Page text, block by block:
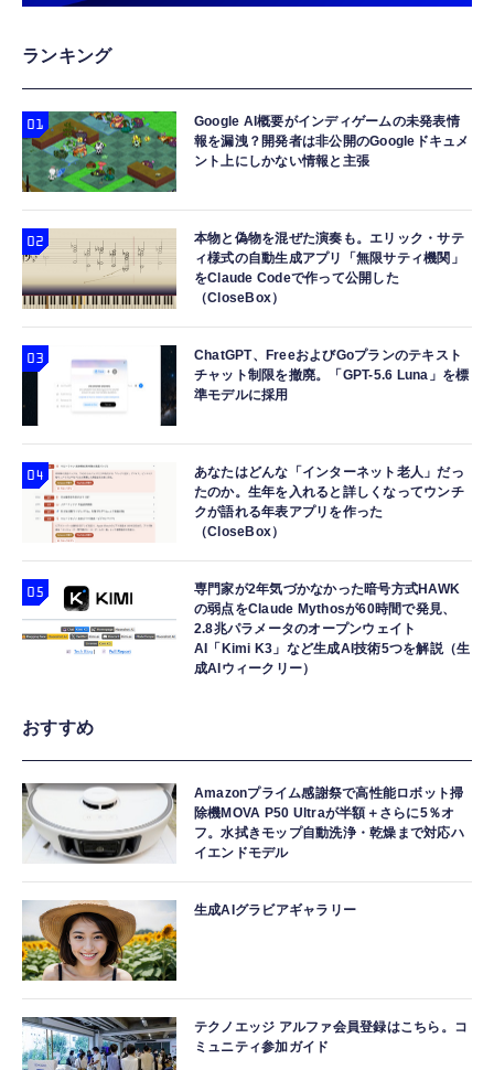
￥25,540
【整備済み品】 Nintendo Switch Lite 本体
￥25,856
HDMI/スマホ/PC/DVD/Switchなどに対応 プ
￥1,780
小型カメラ 隠しカメラ 4K画質 8-10時間録画
防犯カメラ OTG性能対応 256GB対応 180度
回転レンズ 単独録音 暗視機能 解像度設定
150°広角 動体検知 携帯便利 記録 会議 商談
日本語取扱付き
￥7,999
￥1,028
リプトン グリーンティー ピーチ ティーバッ
￥670
ランキング
Google AI概要がインディゲームの未発表情
報を漏洩？開発者は非公開のGoogleドキュメ
ント上にしかない情報と主張
本物と偽物を混ぜた演奏も。エリック・サテ
ィ様式の自動生成アプリ「無限サティ機関」
をClaude Codeで作って公開した
（CloseBox）
ChatGPT、FreeおよびGoプランのテキスト
チャット制限を撤廃。「GPT-5.6 Luna」を標
準モデルに採用
あなたはどんな「インターネット老人」だっ
たのか。生年を入れると詳しくなってウンチ
クが語れる年表アプリを作った
（CloseBox）
専門家が2年気づかなかった暗号方式HAWK
の弱点をClaude Mythosが60時間で発見、
2.8兆パラメータのオープンウェイト
AI「Kimi K3」など生成AI技術5つを解説（生
成AIウィークリー）
おすすめ
Amazonプライム感謝祭で高性能ロボット掃
除機MOVA P50 Ultraが半額＋さらに5％オ
フ。水拭きモップ自動洗浄・乾燥まで対応ハ
イエンドモデル
生成AIグラビアギャラリー
テクノエッジ アルファ会員登録はこちら。コ
ミュニティ参加ガイド